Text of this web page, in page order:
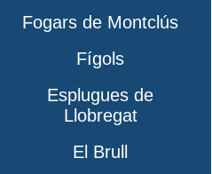
Fogars de Montclús
Fígols
Esplugues de
Llobregat
El Brull